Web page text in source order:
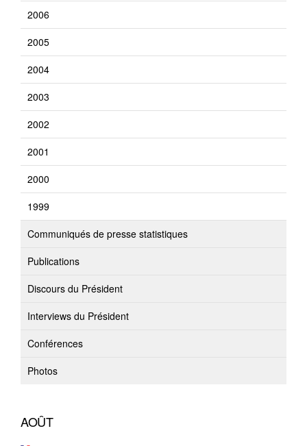
2006
2005
2004
2003
2002
2001
2000
1999
Communiqués de presse statistiques
Publications
Discours du Président
Interviews du Président
Conférences
Photos
AOÛT